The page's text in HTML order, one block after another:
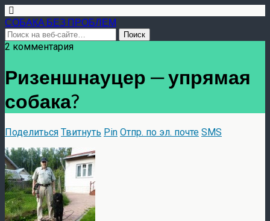
СОБАКА БЕЗ ПРОБЛЕМ
2 комментария
Ризеншнауцер — упрямая
собака?
Поделиться Твитнуть Pin Отпр. по эл. почте SMS